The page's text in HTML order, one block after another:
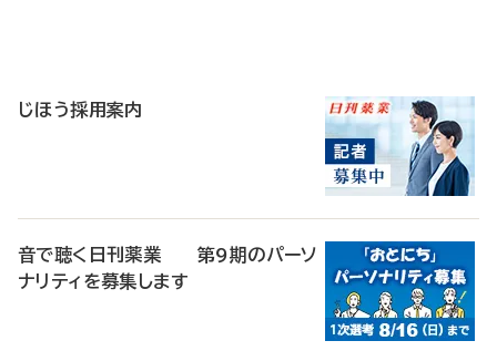
じほう採用案内
音で聴く日刊薬業 第9期のパーソ
ナリティを募集します